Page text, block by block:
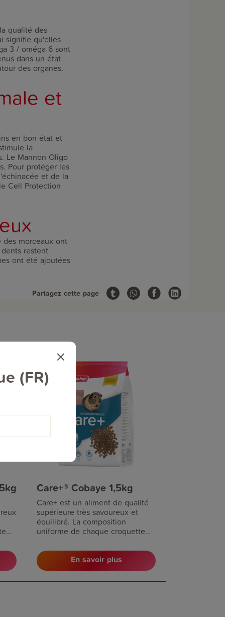
(FR)
qualité des
signifie qu'elles
3 / oméga 6 sont
dans un état
des organes.
et
en bon état et
la
Le Mannon Oligo
Pour protéger les
et de la
Cell Protection
morceaux ont
restent
ont été ajoutées
Partagez cette page
Care+® Cobaye 1,5kg
Care+ est un aliment de qualité
supérieure très savoureux et
équilibré. La composition
uniforme de chaque croquette
substances nutritives.
En savoir plus